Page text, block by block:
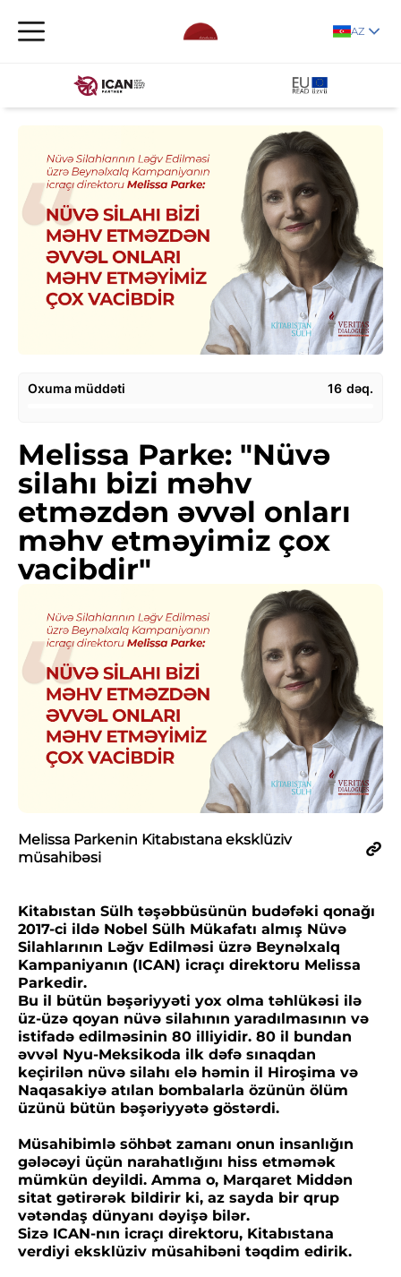
AZ
Oxuma müddəti 16 dəq.
Melissa Parke: "Nüvə
silahı bizi məhv
etməzdən əvvəl onları
məhv etməyimiz çox
vacibdir"
Melissa Parkenin Kitabıstana eksklüziv
müsahibəsi
Kitabıstan Sülh təşəbbüsünün budəfəki qonağı
2017-ci ildə Nobel Sülh Mükafatı almış Nüvə
Silahlarının Ləğv Edilməsi üzrə Beynəlxalq
Kampaniyanın (ICAN) icraçı direktoru Melissa
Parkedir.
Bu il bütün bəşəriyyəti yox olma təhlükəsi ilə
üz-üzə qoyan nüvə silahının yaradılmasının və
istifadə edilməsinin 80 illiyidir. 80 il bundan
əvvəl Nyu-Meksikoda ilk dəfə sınaqdan
keçirilən nüvə silahı elə həmin il Hiroşima və
Naqasakiyə atılan bombalarla özünün ölüm
üzünü bütün bəşəriyyətə göstərdi.
Müsahibimlə söhbət zamanı onun insanlığın
gələcəyi üçün narahatlığını hiss etməmək
mümkün deyildi. Amma o, Marqaret Middən
sitat gətirərək bildirir ki, az sayda bir qrup
vətəndaş dünyanı dəyişə bilər.
Sizə ICAN-nın icraçı direktoru, Kitabıstana
verdiyi eksklüziv müsahibəni təqdim edirik.